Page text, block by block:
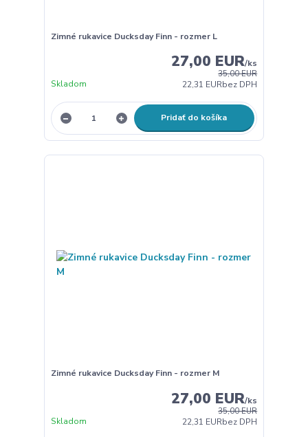
Zimné rukavice Ducksday Finn - rozmer L
35,00 EUR
27,00 EUR/ks
22,31 EURbez DPH
Skladom
Pridať do košíka
Zimné rukavice Ducksday Finn - rozmer M
35,00 EUR
27,00 EUR/ks
22,31 EURbez DPH
Skladom